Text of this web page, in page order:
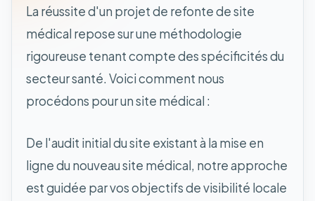
La réussite d'un projet de refonte de site
médical repose sur une méthodologie
rigoureuse tenant compte des spécificités du
secteur santé. Voici comment nous
procédons pour un site médical :
De l'audit initial du site existant à la mise en
ligne du nouveau site médical, notre approche
est guidée par vos objectifs de visibilité locale